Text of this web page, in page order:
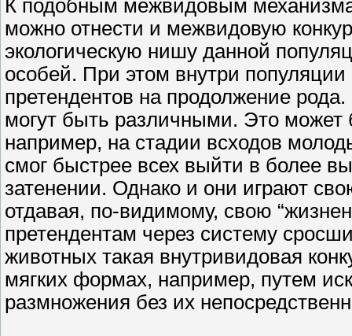
К подобным межвидовым
можно отнести и межвидовую
экологическую нишу данной
особей. При этом внутри популяции
претендентов на продолжение
могут быть различными. Это
например, на стадии всходов
смог быстрее всех выйти в более
затенении. Однако и они играют
отдавая, по-видимому, свою
претендентам через систему
животных такая внутривидовая
мягких формах, например, путем
размножения без их